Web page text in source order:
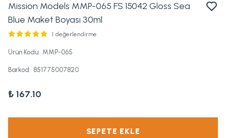
Mission Models MMP-065 FS 15042 Gloss Sea
Blue Maket Boyası 30ml
1 değerlendirme
Ürün Kodu: MMP-065
Barkod: 851775007820
₺ 167.10
SEPETE EKLE